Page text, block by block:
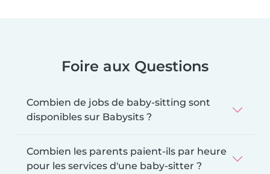
Foire aux Questions
Combien de jobs de baby-sitting sont
disponibles sur Babysits ?
Combien les parents paient-ils par heure
pour les services d'une baby-sitter ?